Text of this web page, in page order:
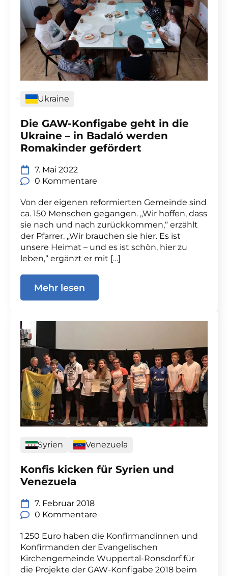
Ukraine
Die GAW-Konfigabe geht in die
Ukraine – in Badaló werden
Romakinder gefördert
7. Mai 2022
0 Kommentare
Von der eigenen reformierten Gemeinde sind
ca. 150 Menschen gegangen. „Wir hoffen, dass
sie nach und nach zurückkommen,“ erzählt
der Pfarrer. „Wir brauchen sie hier. Es ist
unsere Heimat – und es ist schön, hier zu
leben,“ ergänzt er mit […]
Mehr lesen
Syrien Venezuela
Konfis kicken für Syrien und
Venezuela
7. Februar 2018
0 Kommentare
1.250 Euro haben die Konfirmandinnen und
Konfirmanden der Evangelischen
Kirchengemeinde Wuppertal-Ronsdorf für
die Projekte der GAW-Konfigabe 2018 beim